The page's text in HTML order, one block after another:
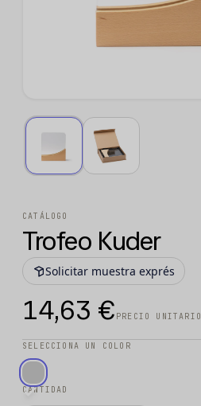
CATÁLOGO
Trofeo Kuder
Solicitar muestra exprés
14,63 € PRECIO UNITARIO
SELECCIONA UN COLOR
CANTIDAD